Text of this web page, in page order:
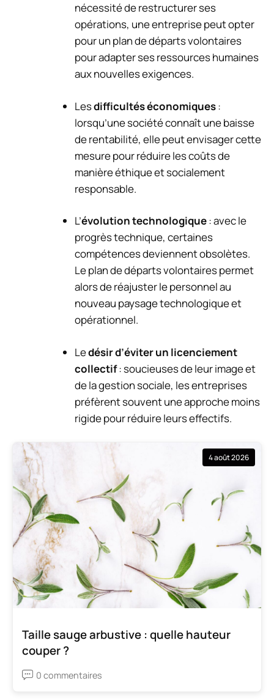
nécessité de restructurer ses
opérations, une entreprise peut opter
pour un plan de départs volontaires
pour adapter ses ressources humaines
aux nouvelles exigences.
Lesdifficultés économiques:
lorsqu’une société connaît une baisse
de rentabilité, elle peut envisager cette
mesure pour réduire les coûts de
manière éthique et socialement
responsable.
L’évolution technologique: avec le
progrès technique, certaines
compétences deviennent obsolètes.
Le plan de départs volontaires permet
alors de réajuster le personnel au
nouveau paysage technologique et
opérationnel.
Ledésir d’éviter un licenciement
collectif: soucieuses de leur image et
de la gestion sociale, les entreprises
préfèrent souvent une approche moins
rigide pour réduire leurs effectifs.
4 août 2026
Taille sauge arbustive : quelle hauteur
couper ?
0 commentaires